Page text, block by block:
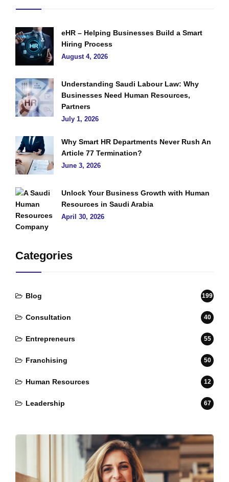
eHR – Helping Businesses Build a Smart
Hiring Process
August 4, 2026
Understanding Saudi Labour Law: Why
Businesses Need Human Resources,
Partners
July 1, 2026
Why Smart HR Departments Never Rush An
Article 77 Termination?
June 3, 2026
Unlock Your Business Growth with Human
Resources in Saudi Arabia
April 30, 2026
Categories
Blog 199
Consultation 40
Entrepreneurs 55
Franchising 50
Human Resources 12
Leadership 67